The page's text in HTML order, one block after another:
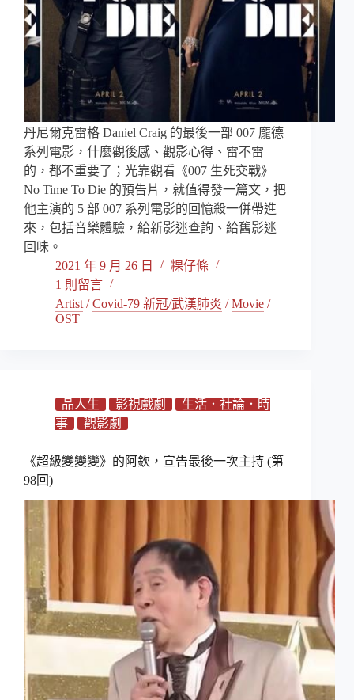
丹尼爾克雷格 Daniel Craig 的最後一部 007 龐德
系列電影，什麼觀後感、觀影心得、雷不雷
的，都不重要了；光靠觀看《007 生死交戰》
No Time To Die 的預告片，就值得發一篇文，把
他主演的 5 部 007 系列電影的回憶殺一併帶進
來，包括音樂體驗，給新影迷查詢、給舊影迷
回味。
2021 年 9 月 26 日
粿仔條
1 則留言
Artist /Covid-79 新冠/武漢肺炎 /Movie /
OST
品人生 影視戲劇
生活．社論．時
事
觀影劇
《超級變變變》的阿欽，宣告最後一次主持 (第
98回)